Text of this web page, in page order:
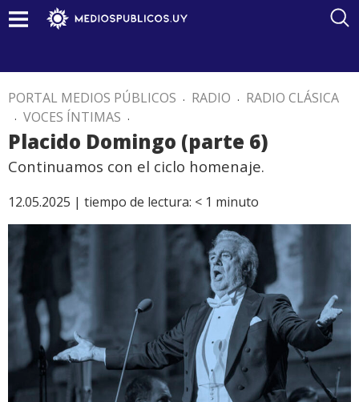
PORTAL MEDIOS PÚBLICOS . RADIO . RADIO CLÁSICA
. VOCES ÍNTIMAS .
Placido Domingo (parte 6)
Continuamos con el ciclo homenaje.
12.05.2025 | tiempo de lectura: < 1 minuto